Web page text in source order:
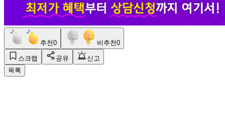
추천0 비추천0
스크랩 공유
신고
목록